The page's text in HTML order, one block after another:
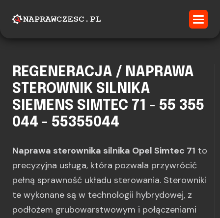
REGENERACJA / NAPRAWA
STEROWNIK SILNIKA
SIEMENS SIMTEC 71 - 55 355
044 - 55355044
Naprawa sterownika silnika Opel Simtec 71 to
precyzyjna usługa, która pozwala przywrócić
pełną sprawność układu sterowania. Sterowniki
te wykonane są w technologii hybrydowej, z
podłożem grubowarstwowym i połączeniami